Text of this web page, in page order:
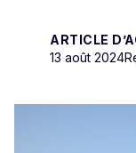
ARTICLE
13 août 2024